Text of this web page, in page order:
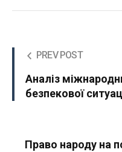
PREV POST
Аналіз
безпекової
Право народу на